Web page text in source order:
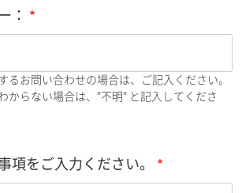
：
るお問い合わせの場合は、ご記入ください。
からない場合は、"不明" と記入してくださ
項をご入力ください。